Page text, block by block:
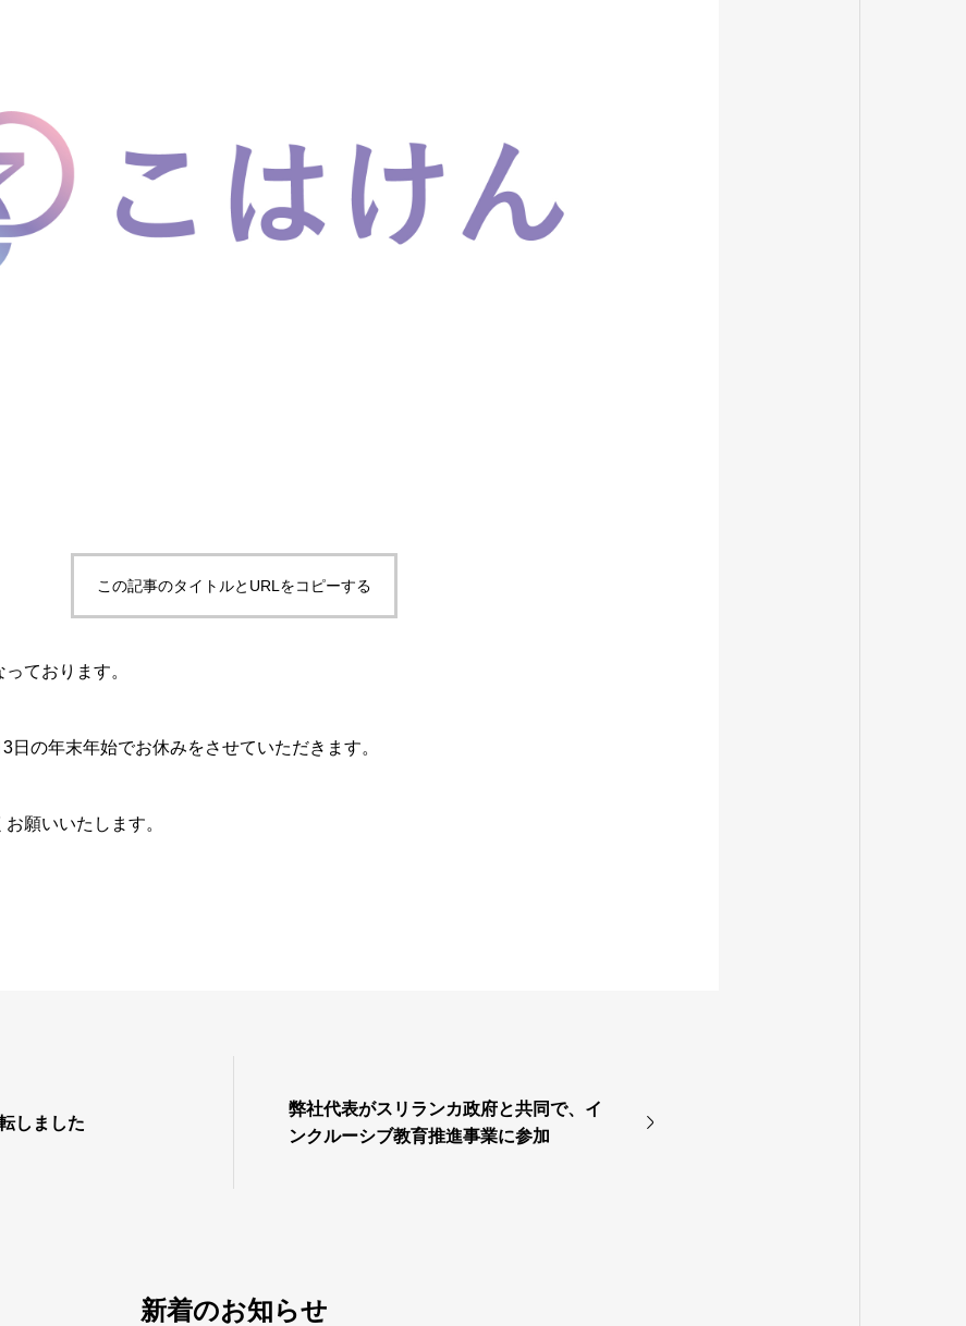
この記事のタイトルとURLをコピーする
ております。
日の年末年始でお休みをさせていただきます。
願いいたします。
しました
弊社代表がスリランカ政府と共同で、イ
ンクルーシブ教育推進事業に参加
新着のお知らせ